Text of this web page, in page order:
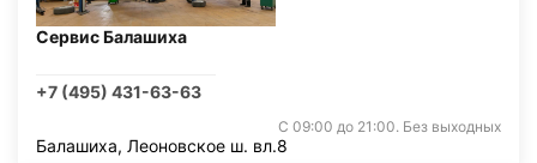
Сервис Балашиха
+7 (495) 431-63-63
С 09:00 до 21:00. Без выходных
Балашиха, Леоновское ш. вл.8